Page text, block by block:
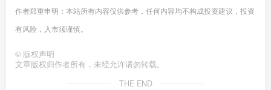
作者郑重申明：本站所有内容仅供参考，任何内容均不构成投资建议，投资
有风险，入市须谨慎。
© 版权声明
文章版权归作者所有，未经允许请勿转载。
THE END